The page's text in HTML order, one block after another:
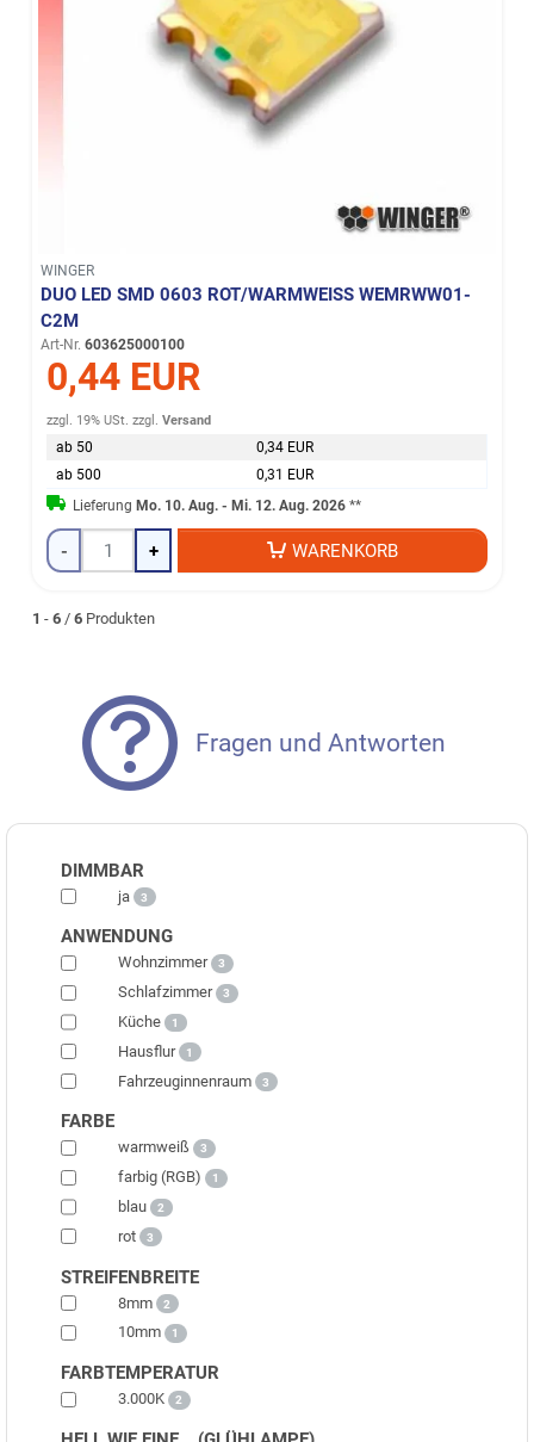
WINGER
DUO LED SMD 0603 ROT/WARMWEISS WEMRWW01-C
2M
Art-Nr. 603625000100
0,44 EUR
zzgl. 19% USt. zzgl.Versand
ab 50
0,34 EUR
ab 500
0,31 EUR
LieferungMo. 10. Aug. - Mi. 12. Aug. 2026 **
- + WARENKORB
1 - 6/ 6Produkten
Fragen und Antworten
DIMMBAR
ja 3
ANWENDUNG
Wohnzimmer 3
Schlafzimmer 3
Küche 1
Hausflur 1
Fahrzeuginnenraum 3
FARBE
warmweiß 3
farbig (RGB) 1
blau 2
rot 3
STREIFENBREITE
8mm 2
10mm 1
FARBTEMPERATUR
3.000K 2